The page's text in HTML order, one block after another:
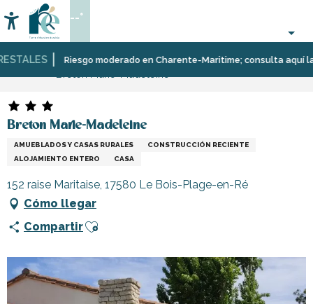
au
contenu
principal
Riesgo moderado en Charente-Maritime; consulta aquí las
Accessibilité
Buscar
--°
Página Web EstanciaAlojamiento
Alquileres
Breton Marie-Madeleine
AMUEBLADOS Y CASAS RURALES
CONSTRUCCIÓN RECIENTE
ALOJAMIENTO ENTERO
CASA
152 raise Maritaise, 17580 Le Bois-Plage-en-Ré
Cómo llegar
CompartirAjouter aux favoris